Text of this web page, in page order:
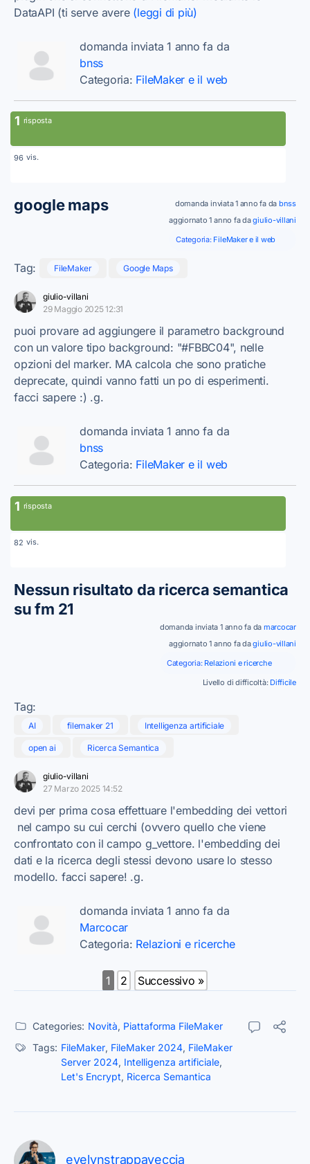
DataAPI (ti serve avere (leggi di più)
domanda inviata 1 anno fa da
bnss
Categoria: FileMaker e il web
1 risposta
96 vis.
google maps domanda inviata 1 anno fa da bnss
aggiornato 1 anno fa dagiulio-villani
Categoria: FileMaker e il web
Tag: FileMaker Google Maps
giulio-villani
29 Maggio 2025 12:31
puoi provare ad aggiungere il parametro background
con un valore tipo background: "#FBBC04", nelle
opzioni del marker. MA calcola che sono pratiche
deprecate, quindi vanno fatti un po di esperimenti.
facci sapere :) .g.
domanda inviata 1 anno fa da
bnss
Categoria: FileMaker e il web
1 risposta
82 vis.
Nessun risultato da ricerca semantica
su fm 21
domanda inviata 1 anno fa da marcocar
aggiornato 1 anno fa dagiulio-villani
Categoria: Relazioni e ricerche
Livello di difficoltà: Difficile
Tag:
AI filemaker 21 Intelligenza artificiale
open ai Ricerca Semantica
giulio-villani
27 Marzo 2025 14:52
devi per prima cosa effettuare l'embedding dei vettori
nel campo su cui cerchi (ovvero quello che viene
confrontato con il campo g_vettore. l'embedding dei
dati e la ricerca degli stessi devono usare lo stesso
modello. facci sapere! .g.
domanda inviata 1 anno fa da
Marcocar
Categoria: Relazioni e ricerche
1 2 Successivo »
Categories: Novità, Piattaforma FileMaker
Tags: FileMaker, FileMaker 2024, FileMaker
Server 2024, Intelligenza artificiale,
Let's Encrypt, Ricerca Semantica
evelynstrappaveccia